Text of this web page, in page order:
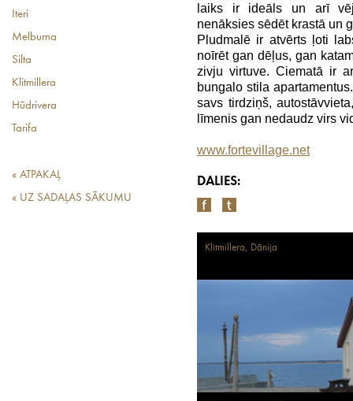
Iteri
Melburna
Silta
Klitmillera
Hūdrivera
Tarifa
« ATPAKAĻ
« UZ SADAĻAS SĀKUMU
laiks ir ideāls un arī
nenāksies sēdēt krastā un
Pludmalē ir atvērts ļoti
noīrēt gan dēļus, gan
zivju virtuve. Ciematā ir
bungalo stila
savs tirdziņš,
līmenis gan nedaudz virs
www.fortevillage.net
DALIES:
Klitmillera, Dānija